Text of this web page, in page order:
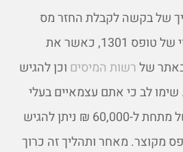
של בקשה לקבלת החזר מס
מתבצעת באמצעות מילוי של טופס 1301, כאשר את
שלרשות המיסים וכן להגיש
לב כי אתם עצמאיים בעלי
עסק פטור עם הכנסה של מתחת ל-60,000 ₪ ניתן להגיש
שהוא טופס מקוצר. מאחר ותהליך זה כרוך